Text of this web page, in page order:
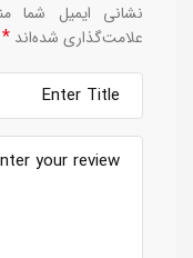
نشانی ایمیل شما
علامت‌گذاری شده‌اند *